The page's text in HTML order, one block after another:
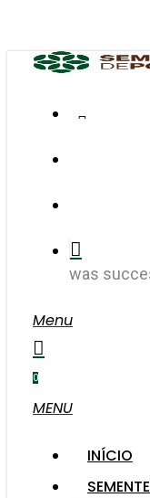
content
was
Menu
search
account
0
MENU
INÍCIO